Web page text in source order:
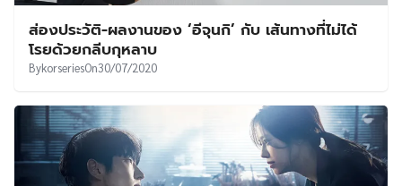
ส่องประวัติ-ผลงานของ ‘อีจุนกิ’ กับ เส้นทางที่ไม่ได้
โรยด้วยกลีบกุหลาบ
BykorseriesOn30/07/2020